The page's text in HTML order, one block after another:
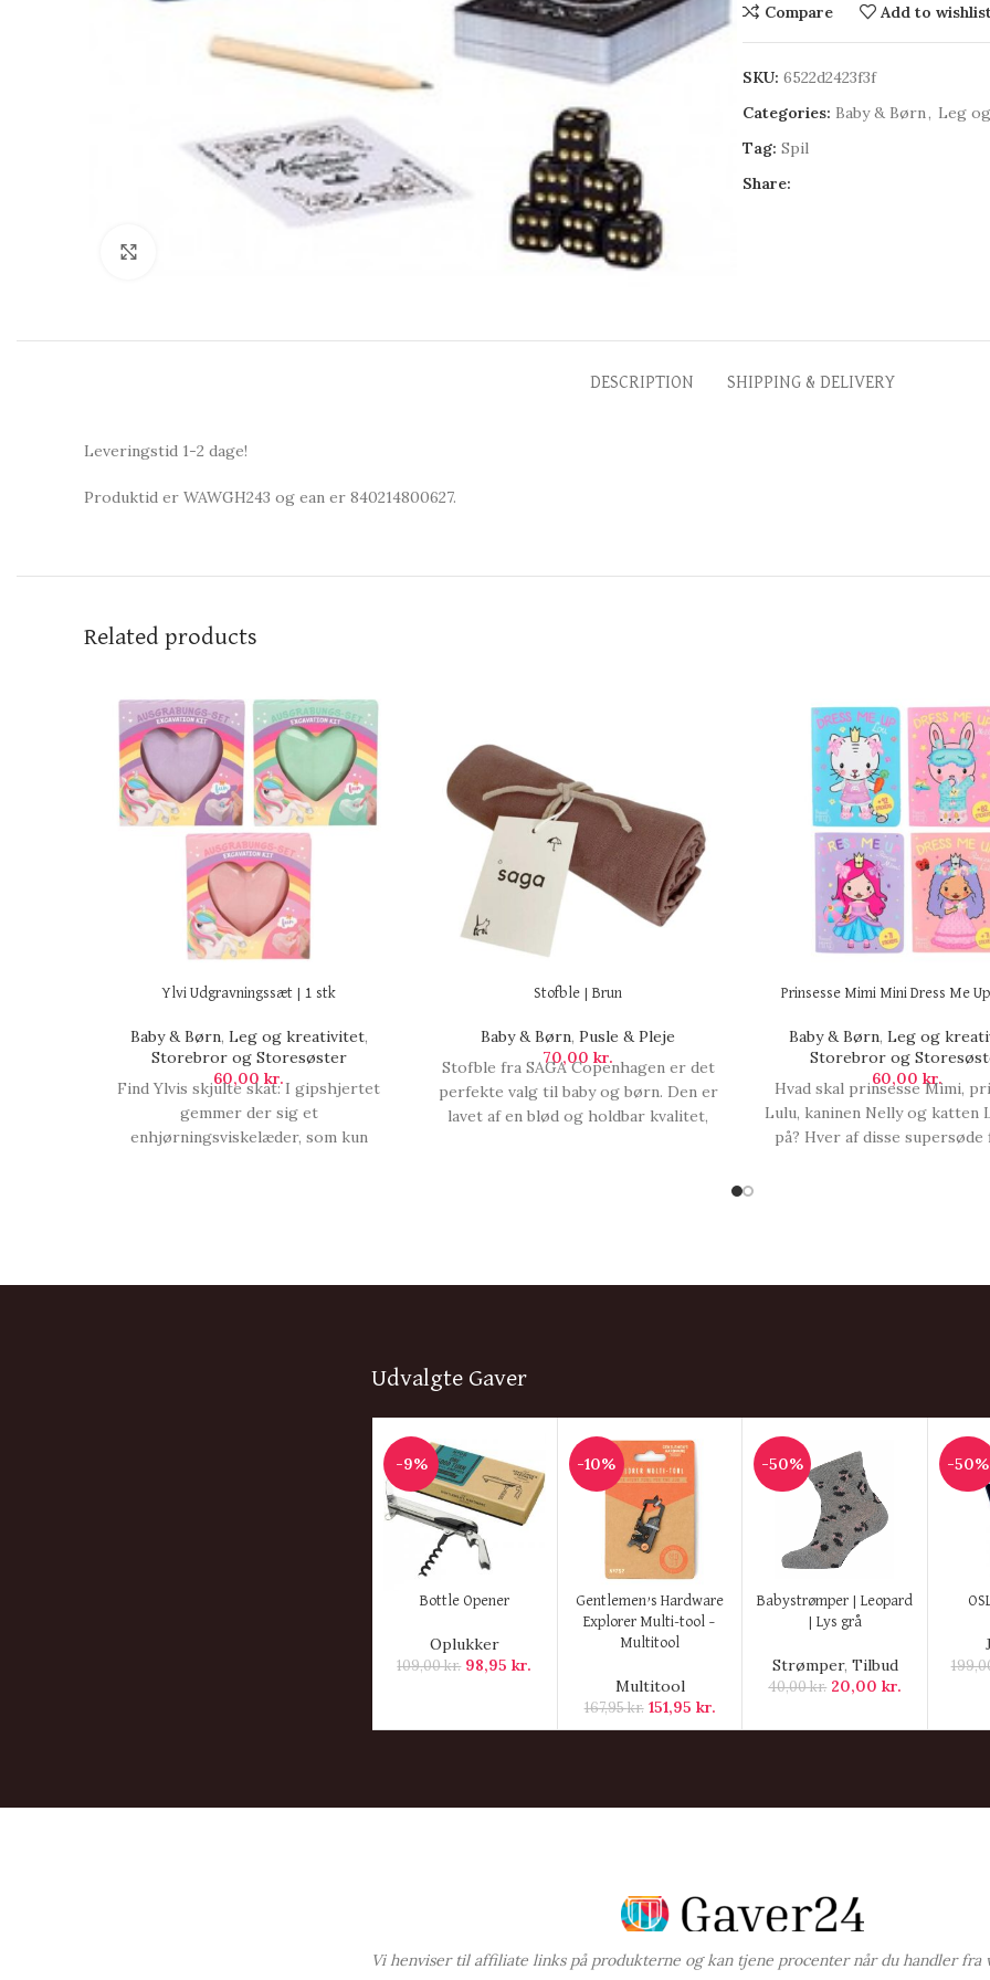
Compare Add to
SKU: 6522d2423f3f
Categories: Baby & Børn, Leg
Tag: Spil
Share:
DESCRIPTION SHIPPING & DELIVERY
Leveringstid 1-2 dage!
Produktid er WAWGH243 og ean er 840214800627.
Related products
Ylvi Udgravningssæt | 1 stk
Baby & Børn, Leg og kreativitet,
Storebror og Storesøster
60,00 kr.
Find Ylvis skjulte skat: I gipshjertet
gemmer der sig et
enhjørningsviskelæder, som kun
1 stk.
Stofble | Brun
Baby & Børn, Pusle & Pleje
70,00 kr.
Stofble fra SAGA Copenhagen er det
perfekte valg til baby og børn. Den er
lavet af en blød og holdbar kvalitet,
Prinsesse Mimi Mini Dress Me
Baby & Børn, Leg og
Storebror og
60,00 kr.
Hvad skal prinsesse Mimi,
Lulu, kaninen Nelly og katten
på? Hver af disse
| 1 stk.
Udvalgte Gaver
-9%
KØB HER
Bottle Opener
Oplukker
109,00kr. 98,95kr.
-10%
KØB HER
Gentlemen’s Hardware
Explorer Multi-tool –
Multitool
Multitool
167,95kr. 151,95 kr.
-50%
KØB HER
Babystrømper | Leopard
| Lys grå
Strømper, Tilbud
40,00kr. 20,00kr.
-50%
KØB
Vi henviser til affiliate links på produkterne og kan tjene procenter når du handler fra